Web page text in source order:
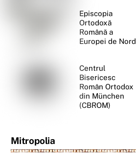
Episcopia
Ortodoxă
Română a
Europei de Nord
Centrul
Bisericesc
Român Ortodox
din München
(CBROM)
Mitropolia